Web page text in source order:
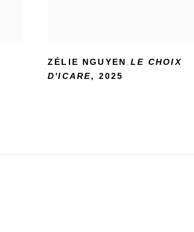
ZÉLIE NGUYEN ,LE CHOIX
D'ICARE, 2025